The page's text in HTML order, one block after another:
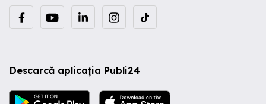
Descarcă aplicația Publi24